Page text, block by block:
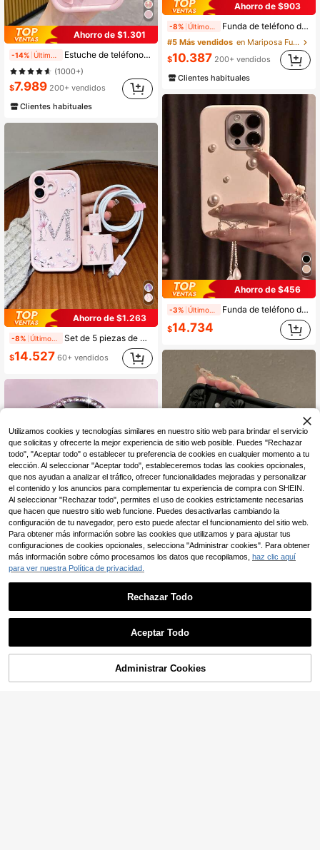
Ahorro de $1.301
-14% Estuche de teléfono de lujo con elemento de lazo rosa, moda 3D con perlas, 1 pieza, funda protectora a prueba de golpes compatible con Apple 16/16Pro/16E/15/14/13/12 Pro Max Plus/11/XR para mujeres, resistente al agua, a caídas y arañazos, versión internacional, regalo de cumpleaños de primavera para mamá
(1000+)
$7.989 200+ vendidos
Clientes habituales
Ahorro de $1.263
-8% Set de 5 piezas de moda con elemento de letra rosa: Funda de teléfono + Protector de cable de datos, Patrón de letra M, Cubierta protectora de adaptador de carga rápida compatible con iPhone 7/8/7p/8p/X/Xs/Xr/Xsmax/11/11pro/11promax/12/12pro/12promax/12MINI/13/13pro/13promax/13MINI/14/14pro/14plus/14promax/15/15pro/15plus/15promax/16/16pro/16plus/16promax/17/17pro/17promax/17AIR, regalo de cumpleaños de primavera
$14.527 60+ vendidos
3 piezas Película protectora de lente de cámara con cristales de colores para Apple 17/17Air/17pro/17promax/16/16pro/16plus/16promax/16 14 Pro 6.1 Pulgadas /14 Pro Max 6.7 Pulgadas, Cubierta de cámara de vidrio templado con diamantes artificiales brillantes para Apple 14 Pro Max /14 Pro/15/15Promax/15Pro [Ajuste perfecto] - Diamante artificial multicolor
#2 Más vendidos
en Diamante Protectores de lentes
#2 Más vendidos
en Diamante Protectores de lentes
#2 Más vendidos
en Diamante Protectores de lentes
en Diamante Protectores de lentes
(1000+)
Ahorro de $903
-8% Funda de teléfono de moda delgada y resistente a golpes con correa de muñeca recesiva pintada de mariposa, compatible con iPhone 16, 15, 15 Pro Max, 13, 14 Pro Max, 7, 8, 7 Plus, 8 Plus, 12 Pro Max, 13 Pro Max, 14 Pro Max, 13, 14, 11, 12, 14, resistente al agua y a los arañazos, para mujeres XS/S/XS MAX/78GES
#5 Más vendidos
en Mariposa Fundas para teléfonos
$10.387 200+ vendidos
Clientes habituales
Ahorro de $456
-3% Funda de teléfono de silicona con perlas, lazo de moda, perlas falsas y decoración de strass color crema, suave, compatible con iPhone 16/15/14/13/12 Pro Max/11, elegante, brillante, a prueba de golpes, impermeable, anti-caídas, anti-arañazos, regalo de primavera, fiesta y cumpleaños
$14.734
6
Ahorro de $426
(1000+)
$ 13.764
¡8% DE DESCUENTO! AÑADIR A LA BOLSA
Utilizamos cookies y tecnologías similares en nuestro sitio web para brindar el servicio
que solicitas y ofrecerte la mejor experiencia de sitio web posible. Puedes "Rechazar
todo", "Aceptar todo" o establecer tu preferencia de cookies en cualquier momento a tu
elección. Al seleccionar "Aceptar todo", estableceremos todas las cookies opcionales,
que nos ayudan a analizar el tráfico, ofrecer funcionalidades mejoradas y personalizar
el contenido y los anuncios para complementar tu experiencia de compra con SHEIN.
Al seleccionar "Rechazar todo", permites el uso de cookies estrictamente necesarias
que hacen que nuestro sitio web funcione. Puedes desactivarlas cambiando la
configuración de tu navegador, pero esto puede afectar el funcionamiento del sitio web.
Para obtener más información sobre las cookies que utilizamos y para ajustar tus
configuraciones de cookies opcionales, selecciona "Administrar cookies". Para obtener
más información sobre cómo procesamos los datos que recopilamos, haz clic aquí
para ver nuestra Política de privacidad.
Rechazar Todo
Aceptar Todo
Administrar Cookies